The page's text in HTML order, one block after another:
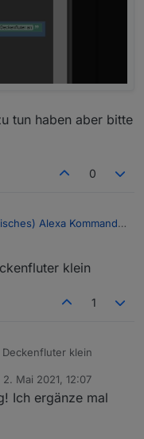
tun haben aber bitte
0
Alexa Kommando
zeig mal dein blockly
nichts zu tun haben
klein
1
Deckenfluter klein
2. Mai 2021, 12:07
von
Ich ergänze mal